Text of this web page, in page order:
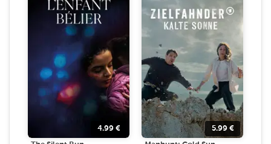
4.99 € 5.99 €